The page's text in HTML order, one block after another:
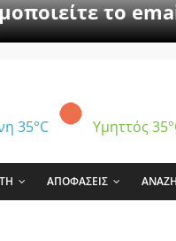
το
35°C Υμηττός
ΑΠΟΦΑΣΕΙΣ